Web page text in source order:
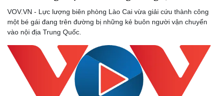
VOV.VN - Lực lượng biên phòng Lào Cai vừa giải cứu thành công
một bé gái đang trên đường bị những kẻ buôn người vận chuyển
vào nội địa Trung Quốc.